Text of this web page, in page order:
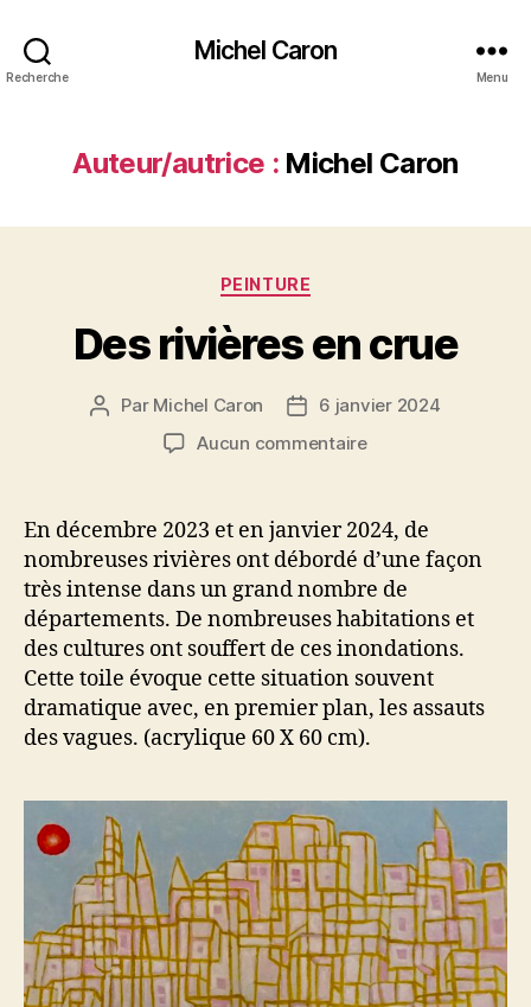
Recherche
Michel Caron
Menu
Auteur/autrice : Michel Caron
Catégories
PEINTURE
Des rivières en crue
Auteur
Par Michel Caron
Date6 janvier 2024
Aucun commentairesur
en
crue
En décembre 2023 et en janvier 2024, de
nombreuses rivières ont débordé d’une façon
très intense dans un grand nombre de
départements. De nombreuses habitations et
des cultures ont souffert de ces inondations.
Cette toile évoque cette situation souvent
dramatique avec, en premier plan, les assauts
des vagues. (acrylique 60 X 60 cm).